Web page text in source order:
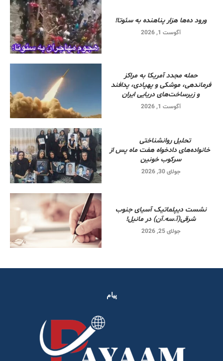
ورود ده‌ها هزار پناهنده به سئوتا!
آگوست 1, 2026
حمله مجدد آمریکا به مراکز
فرماندهی، موشکی و پهپادی، پدافند
و زیرساخت‌های دریایی ایران
آگوست 1, 2026
تحلیل روانشناختی
خانواده‌های دادخواه هفت ماه پس از
سرکوب خونین
جولای 30, 2026
نشست دیپلماتیک آسیای جنوب
شرقی‌(آ.سه.آن) در مانیل!
جولای 25, 2026
پیام